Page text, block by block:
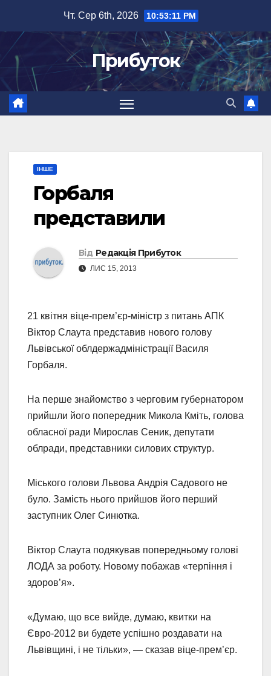
вмісту
Чт. Сер 6th, 2026 10:53:12 PM
Прибуток
ІНШЕ
Горбаля
представили
Від Редакція Прибуток
ЛИС 15, 2013
21 квітня віце-прем’єр-міністр з питань АПК
Віктор Слаута представив нового голову
Львівської облдержадміністрації Василя
Горбаля.
На перше знайомство з черговим губернатором
прийшли його попередник Микола Кміть, голова
обласної ради Мирослав Сеник, депутати
облради, представники силових структур.
Міського голови Львова Андрія Садового не
було. Замість нього прийшов його перший
заступник Олег Синютка.
Віктор Слаута подякував попередньому голові
ЛОДА за роботу. Новому побажав «терпіння і
здоров’я».
«Думаю, що все вийде, думаю, квитки на
Євро-2012 ви будете успішно роздавати на
Львівщині, і не тільки», — сказав віце-прем’єр.